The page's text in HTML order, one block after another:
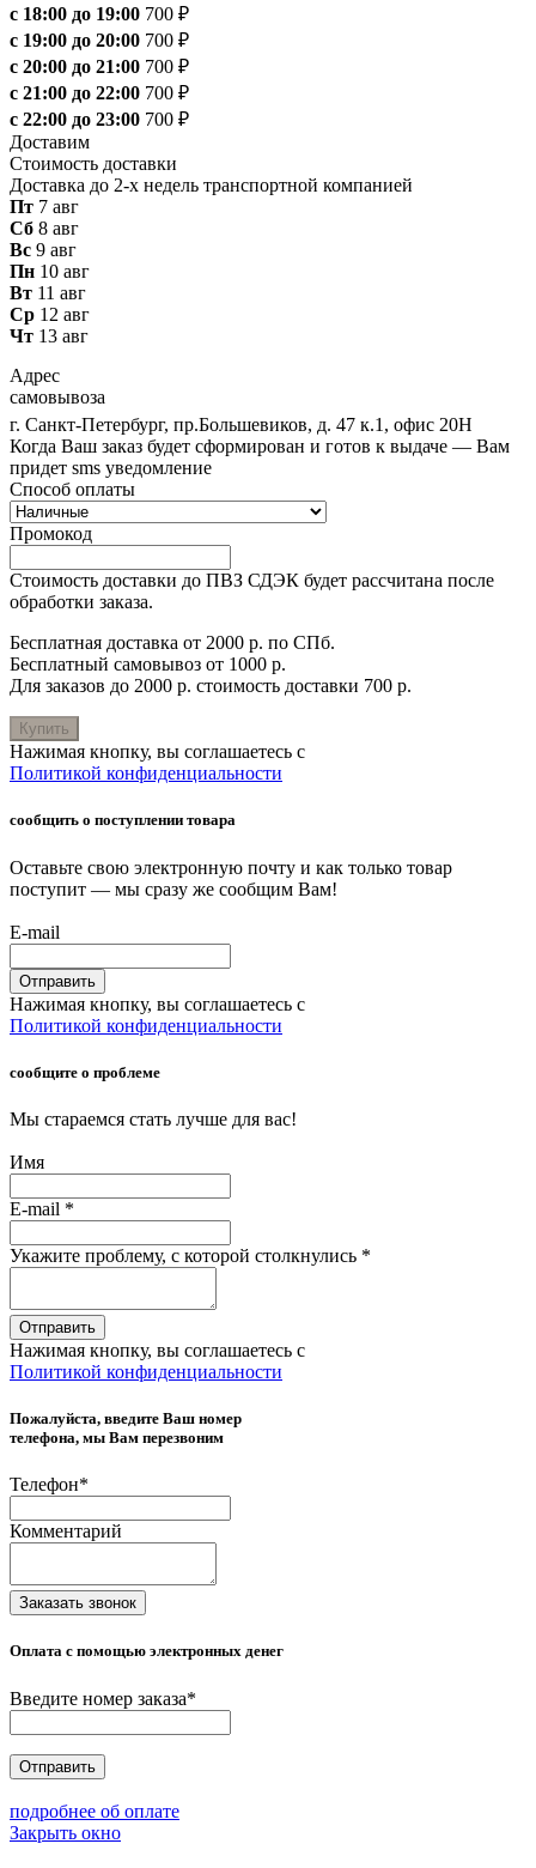
с 18:00 до 19:00 700 ₽
с 19:00 до 20:00 700 ₽
с 20:00 до 21:00 700 ₽
с 21:00 до 22:00 700 ₽
с 22:00 до 23:00 700 ₽
Доставим
Стоимость доставки
Доставка до 2-х недель транспортной компанией
Пт 7 авг
Сб 8 авг
Вс 9 авг
Пн 10 авг
Вт 11 авг
Ср 12 авг
Чт 13 авг
Адрес
самовывоза
г. Санкт-Петербург, пр.Большевиков, д. 47 к.1, офис 20Н
Когда Ваш заказ будет сформирован и готов к выдаче — Вам
придет sms уведомление
Способ оплаты
Промокод
Стоимость доставки до ПВЗ СДЭК будет рассчитана после
обработки заказа.
Бесплатная доставка от 2000 р. по СПб.
Бесплатный самовывоз от 1000 р.
Для заказов до 2000 р. стоимость доставки 700 р.
Купить
Нажимая кнопку, вы соглашаетесь с
Политикой конфиденциальности
сообщить о поступлении товара
Оставьте свою электронную почту и как только товар
поступит — мы сразу же сообщим Вам!
E-mail
Отправить
Нажимая кнопку, вы соглашаетесь с
Политикой конфиденциальности
сообщите о проблеме
Мы стараемся стать лучше для вас!
Имя
E-mail *
Укажите проблему, с которой столкнулись *
Отправить
Нажимая кнопку, вы соглашаетесь с
Политикой конфиденциальности
Пожалуйста, введите Ваш номер
телефона, мы Вам перезвоним
Телефон*
Комментарий
Заказать звонок
Оплата с помощью электронных денег
Введите номер заказа*
Отправить
подробнее об оплате
Закрыть окно